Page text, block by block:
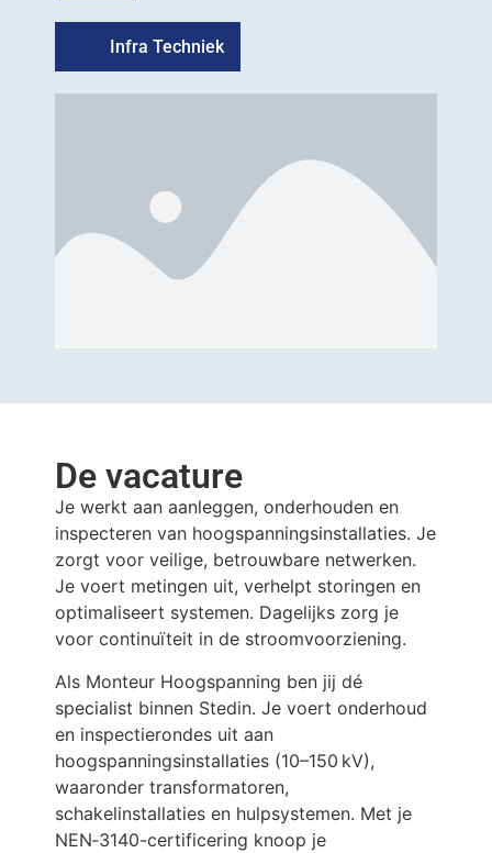
Infra Techniek
De vacature
Je werkt aan aanleggen, onderhouden en
inspecteren van hoogspanningsinstallaties. Je
zorgt voor veilige, betrouwbare netwerken.
Je voert metingen uit, verhelpt storingen en
optimaliseert systemen. Dagelijks zorg je
voor continuïteit in de stroomvoorziening.
Als Monteur Hoogspanning ben jij dé
specialist binnen Stedin. Je voert onderhoud
en inspectierondes uit aan
hoogspanningsinstallaties (10–150 kV),
waaronder transformatoren,
schakelinstallaties en hulpsystemen. Met je
NEN‑3140-certificering knoop je